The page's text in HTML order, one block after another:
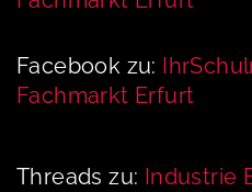
Facebook zu:
Fachmarkt Erfurt
Threads zu: Industrie